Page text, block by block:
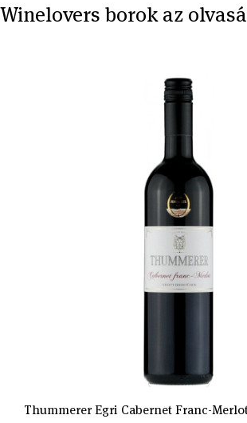
Winelovers borok az
Thummerer Egri Cabernet Franc-